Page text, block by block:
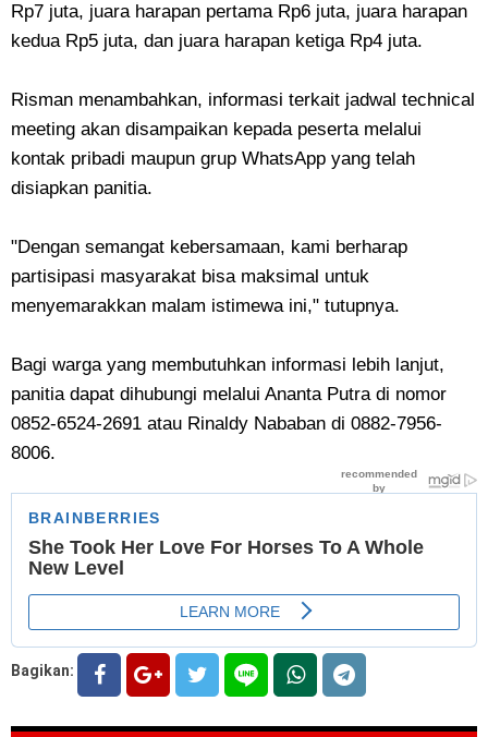
Rp7 juta, juara harapan pertama Rp6 juta, juara harapan
kedua Rp5 juta, dan juara harapan ketiga Rp4 juta.
Risman menambahkan, informasi terkait jadwal technical
meeting akan disampaikan kepada peserta melalui
kontak pribadi maupun grup WhatsApp yang telah
disiapkan panitia.
"Dengan semangat kebersamaan, kami berharap
partisipasi masyarakat bisa maksimal untuk
menyemarakkan malam istimewa ini," tutupnya.
Bagi warga yang membutuhkan informasi lebih lanjut,
panitia dapat dihubungi melalui Ananta Putra di nomor
0852-6524-2691 atau Rinaldy Nababan di 0882-7956-
8006.
Bagikan: